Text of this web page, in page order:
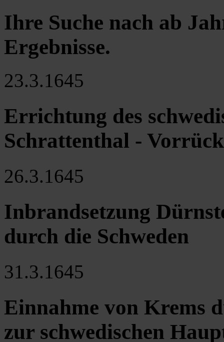
Ihre Suche nach ab
Ergebnisse.
23.3.1645
Errichtung des
Schrattenthal -
26.3.1645
Inbrandsetzung
durch die Schweden
31.3.1645
Einnahme von Krems
zur schwedischen